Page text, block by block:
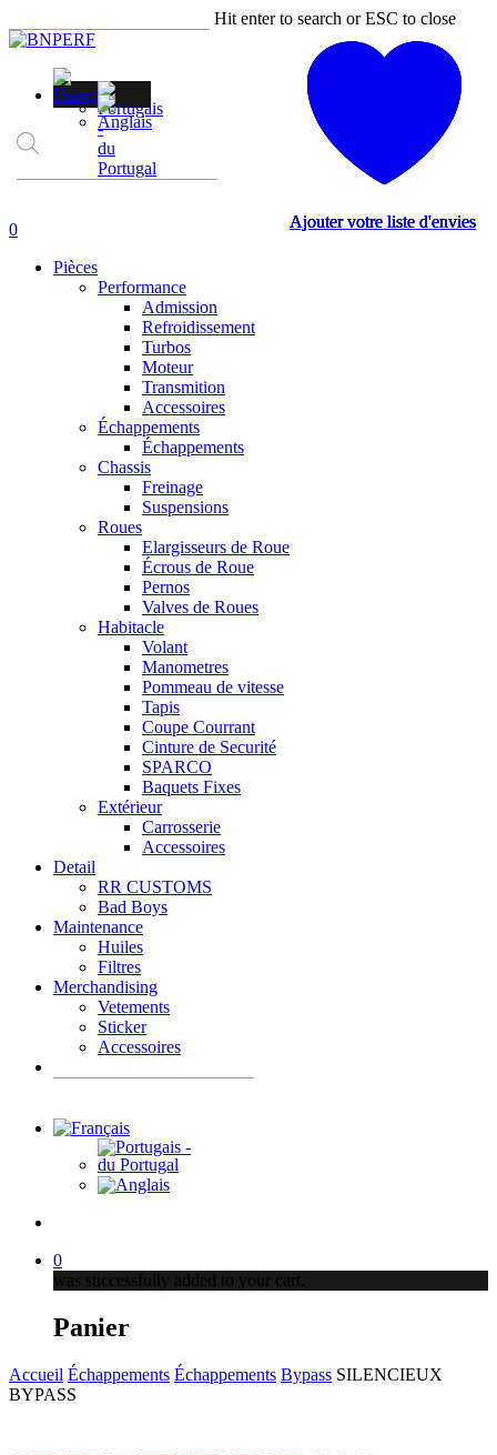
to
content
Hit enter to search or ESC to close
Close
account
0
Pièces
Performance
Admission
Refroidissement
Turbos
Moteur
Transmition
Accessoires
Échappements
Échappements
Chassis
Freinage
Suspensions
Roues
Elargisseurs de Roue
Écrous de Roue
Pernos
Valves de Roues
Habitacle
Volant
Manometres
Pommeau de vitesse
Tapis
Coupe Courrant
Cinture de Securité
SPARCO
Baquets Fixes
Extérieur
Carrosserie
Accessoires
Detail
RR CUSTOMS
Bad Boys
Maintenance
Huiles
Filtres
Merchandising
Vetements
Sticker
Accessoires
0
was successfully added to your cart.
Panier
Accueil Échappements Échappements Bypass SILENCIEUX
BYPASS
Ajouter votre liste d'envies
Ajouter votre liste d'envies
Ajouter votre liste d'envies
Ajouter votre liste d'envies